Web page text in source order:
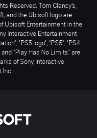
Reserved. Tom Clancy’s,
and the Ubisoft logo are
Ubisoft Entertainment in the
Interactive Entertainment
"PS5 logo", "PS5", "PS4
and "Play Has No Limits" are
of Sony Interactive
Inc.